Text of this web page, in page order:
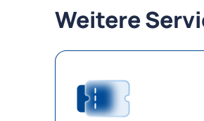
Weitere